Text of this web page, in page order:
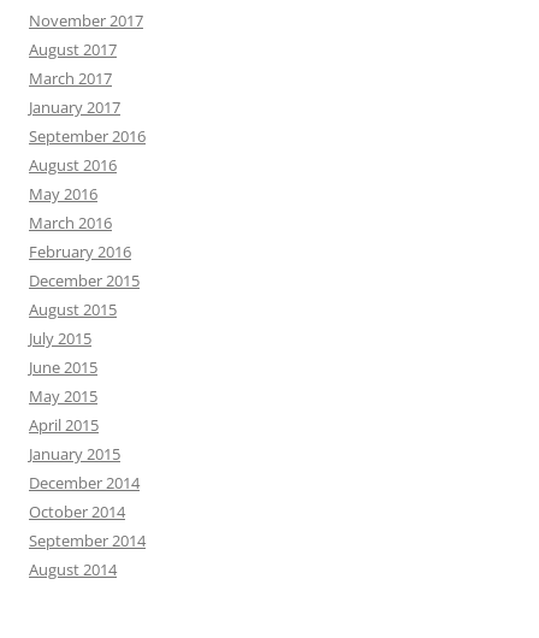
November 2017
August 2017
March 2017
January 2017
September 2016
August 2016
May 2016
March 2016
February 2016
December 2015
August 2015
July 2015
June 2015
May 2015
April 2015
January 2015
December 2014
October 2014
September 2014
August 2014